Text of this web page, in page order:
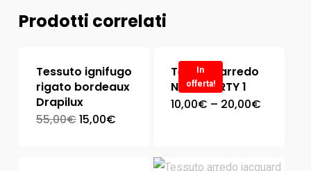
Prodotti correlati
In
offerta!
Tessuto ignifugo
rigato bordeaux
Drapilux
55,00€15,00€
Tessuto arredo
NEW LIBERTY 1
10,00€ – 20,00€